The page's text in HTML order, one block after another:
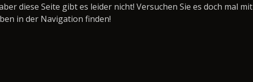
diese Seite gibt es leider nicht! Versuchen Sie es doch mal mit
in der Navigation finden!